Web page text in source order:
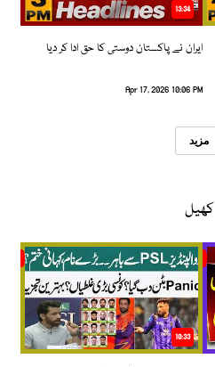
13:34
ایران نے پاکستان دوستی کا حق ادا کر دیا
Apr 17, 2026 10:06 PM
مزید
کھیل
10:33